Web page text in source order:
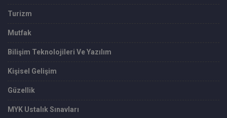
Turizm
Mutfak
Bilişim Teknolojileri Ve Yazılım
Kişisel Gelişim
Güzellik
MYK Ustalık Sınavları